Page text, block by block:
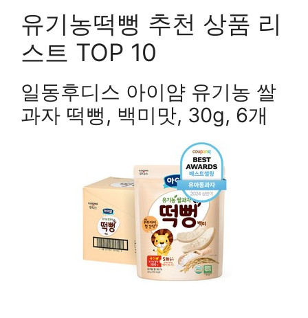
유기농떡뻥 추천 상품 리
스트 TOP 10
일동후디스 아이얌 유기농 쌀
과자 떡뻥, 백미맛, 30g, 6개